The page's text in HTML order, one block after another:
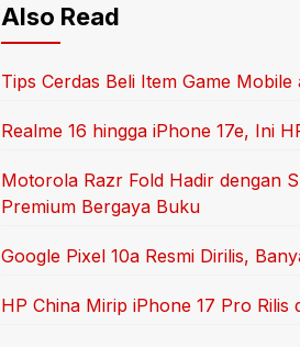
Also Read
Tips Cerdas Beli Item Game
Realme 16 hingga iPhone 17e, Ini
Motorola Razr Fold Hadir dengan
Premium Bergaya Buku
Google Pixel 10a Resmi Dirilis,
HP China Mirip iPhone 17 Pro